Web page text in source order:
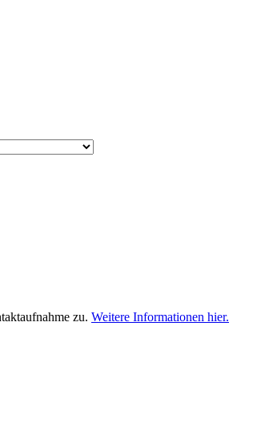
zu. Weitere Informationen hier.